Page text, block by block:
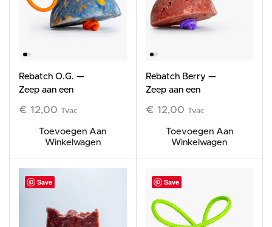
Rebatch O.G. —
Zeep aan een
Limited Edition
€ 12,00 Tvac
Toevoegen Aan
Winkelwagen
Rebatch Berry —
Zeep aan een
Limited Edition
€ 12,00 Tvac
Toevoegen Aan
Winkelwagen
Save Save